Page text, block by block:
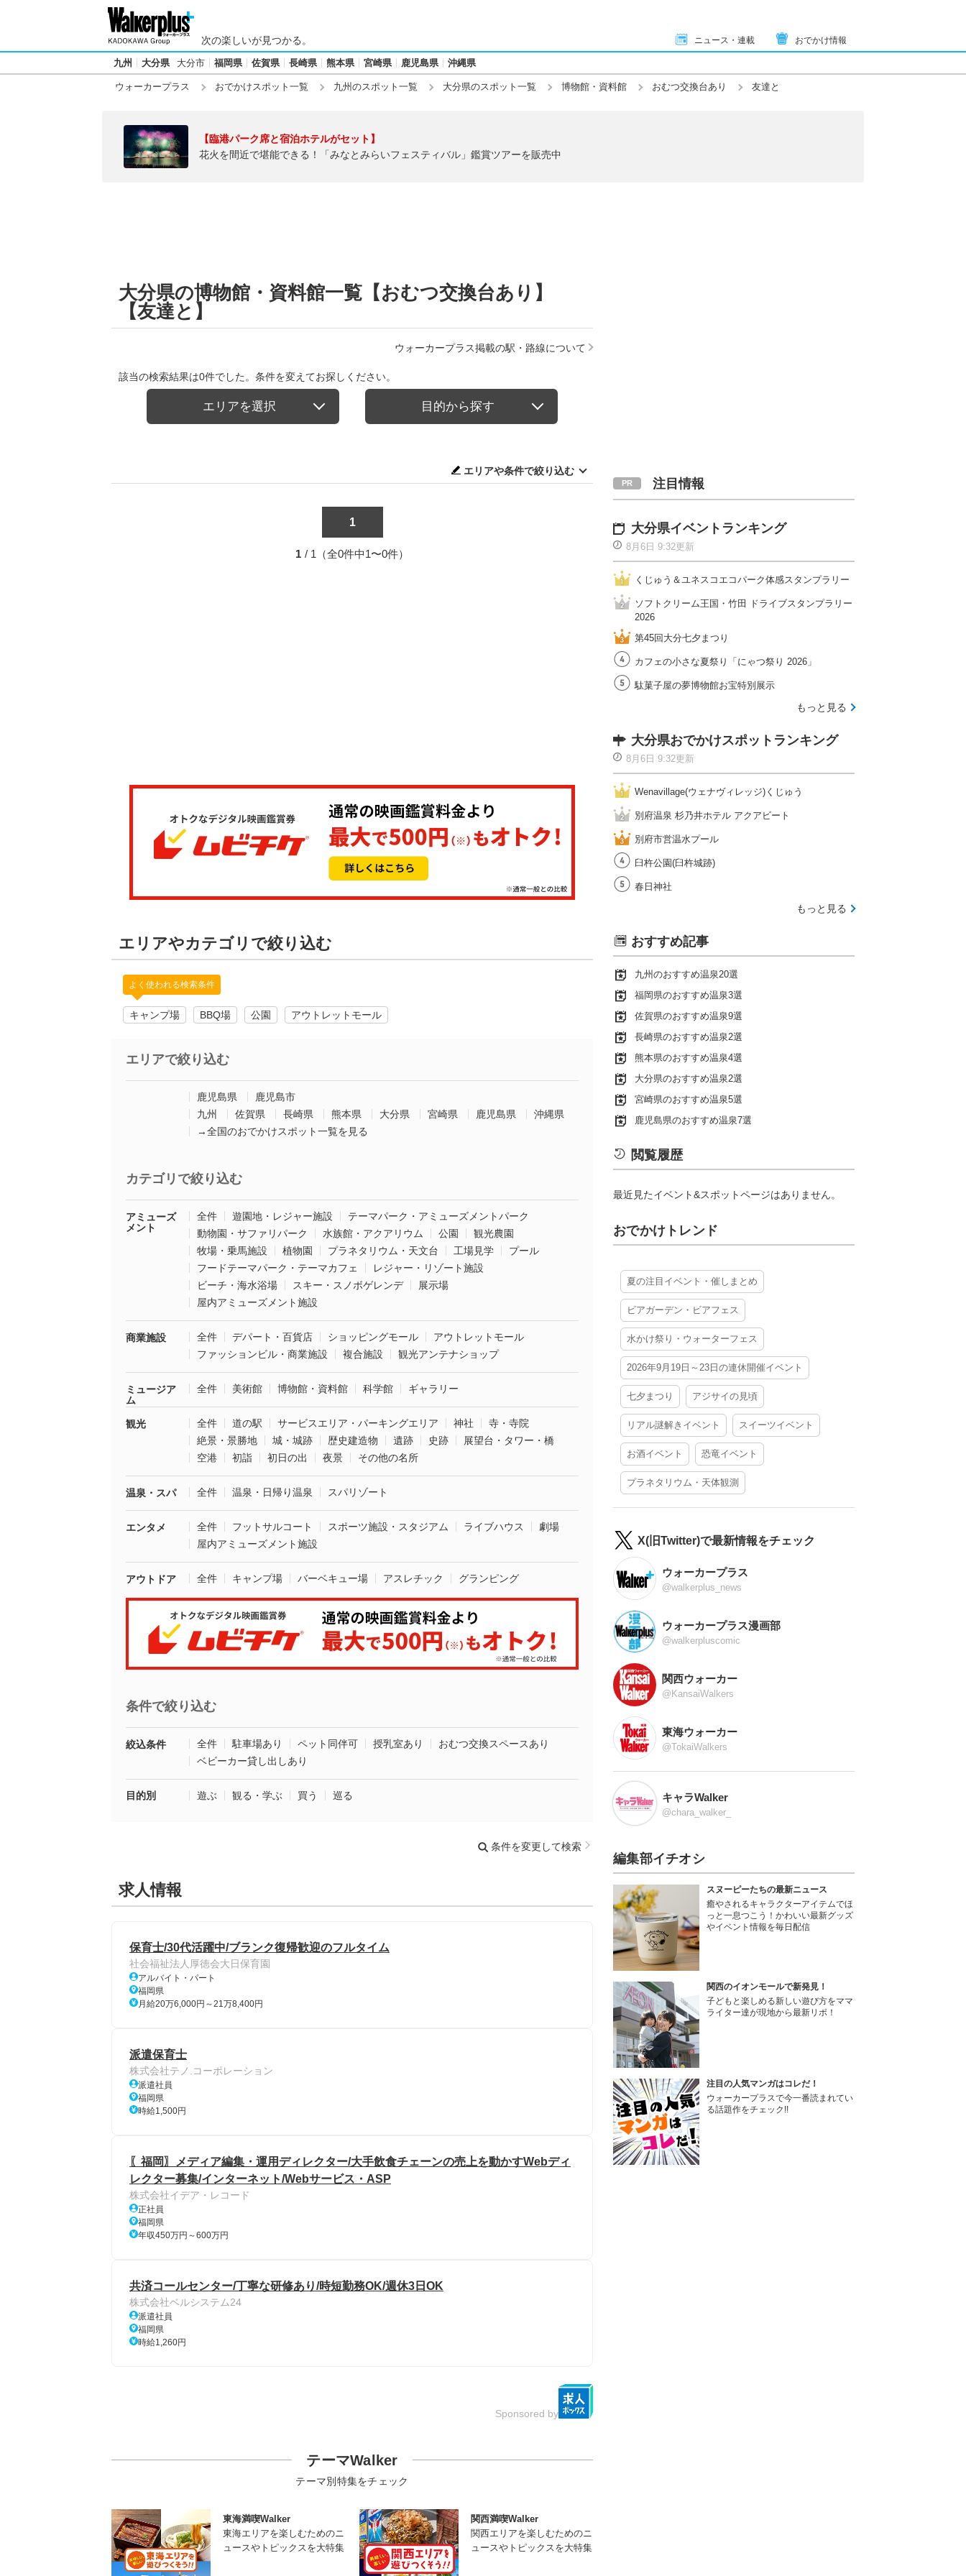
次の楽しいが見つかる。 ニュース・連載 おでかけ情報
九州 大分県 大分市 福岡県 佐賀県 長崎県 熊本県 宮崎県 鹿児島県 沖縄県
ウォーカープラス おでかけスポット一覧 九州のスポット一覧 大分県のスポット一覧 博物館・資料館 おむつ交換台あり 友達と
【臨港パーク席と宿泊ホテルがセット】
花火を間近で堪能できる！「みなとみらいフェスティバル」鑑賞ツアーを販売中
大分県の博物館・資料館一覧【おむつ交換台あり】
【友達と】
ウォーカープラス掲載の駅・路線について
該当の検索結果は0件でした。条件を変えてお探しください。
エリアを選択 目的から探す
エリアや条件で絞り込む
1
1 / 1（全0件中1〜0件）
エリアやカテゴリで絞り込む
よく使われる検索条件
キャンプ場 BBQ場 公園 アウトレットモール
エリアで絞り込む
鹿児島県
鹿児島市
九州
佐賀県 長崎県 熊本県 大分県 宮崎県 鹿児島県
沖縄県
→全国のおでかけスポット一覧を見る
カテゴリで絞り込む
アミューズ
メント
全件 遊園地・レジャー施設
テーマパーク・アミューズメントパーク
動物園・サファリパーク
水族館・アクアリウム 公園
観光農園
牧場・乗馬施設
植物園 プラネタリウム・天文台 工場見学
プール
フードテーマパーク・テーマカフェ
レジャー・リゾート施設
ビーチ・海水浴場
スキー・スノボゲレンデ
展示場
屋内アミューズメント施設
商業施設 全件 デパート・百貨店 ショッピングモール
アウトレットモール
ファッションビル・商業施設
複合施設 観光アンテナショップ
ミュージア
ム
全件 美術館 博物館・資料館 科学館 ギャラリー
観光 全件 道の駅 サービスエリア・パーキングエリア 神社
寺・寺院
絶景・景勝地
城・城跡 歴史建造物 遺跡 史跡
展望台・タワー・橋
空港
初詣 初日の出 夜景 その他の名所
温泉・スパ 全件 温泉・日帰り温泉 スパリゾート
エンタメ 全件 フットサルコート スポーツ施設・スタジアム ライブハウス
劇場
屋内アミューズメント施設
アウトドア 全件 キャンプ場 バーベキュー場 アスレチック グランピング
条件で絞り込む
絞込条件 全件 駐車場あり ペット同伴可 授乳室あり
おむつ交換スペースあり
ベビーカー貸し出しあり
目的別 遊ぶ 観る・学ぶ 買う 巡る
条件を変更して検索
求人情報
保育士/30代活躍中/ブランク復帰歓迎のフルタイム
社会福祉法人厚徳会大日保育園
アルバイト・パート
福岡県
月給20万6,000円～21万8,400円
派遣保育士
株式会社テノ.コーポレーション
派遣社員
福岡県
時給1,500円
〖福岡〗メディア編集・運用ディレクター/大手飲食チェーンの売上を動かすWebディ
レクター募集/インターネット/Webサービス・ASP
株式会社イデア・レコード
正社員
福岡県
年収450万円～600万円
共済コールセンター/丁寧な研修あり/時短勤務OK/週休3日OK
株式会社ベルシステム24
派遣社員
福岡県
時給1,260円
Sponsored by
テーマWalker
テーマ別特集をチェック
東海満喫Walker
東海エリアを楽しむためのニ
ュースやトピックスを大特集
関西満喫Walker
関西エリアを楽しむためのニ
ュースやトピックスを大特集
注目情報
大分県イベントランキング
8月6日 9:32更新
くじゅう＆ユネスコエコパーク体感スタンプラリー
ソフトクリーム王国・竹田 ドライブスタンプラリー
2026
第45回大分七夕まつり
カフェの小さな夏祭り「にゃつ祭り 2026」
駄菓子屋の夢博物館お宝特別展示
もっと見る
大分県おでかけスポットランキング
8月6日 9:32更新
Wenavillage(ウェナヴィレッジ)くじゅう
別府温泉 杉乃井ホテル アクアビート
別府市営温水プール
臼杵公園(臼杵城跡)
春日神社
もっと見る
おすすめ記事
九州のおすすめ温泉20選
福岡県のおすすめ温泉3選
佐賀県のおすすめ温泉9選
長崎県のおすすめ温泉2選
熊本県のおすすめ温泉4選
大分県のおすすめ温泉2選
宮崎県のおすすめ温泉5選
鹿児島県のおすすめ温泉7選
閲覧履歴
最近見たイベント&スポットページはありません。
おでかけトレンド
夏の注目イベント・催しまとめ
ビアガーデン・ビアフェス
水かけ祭り・ウォーターフェス
2026年9月19日～23日の連休開催イベント
七夕まつり アジサイの見頃
リアル謎解きイベント スイーツイベント
お酒イベント 恐竜イベント
プラネタリウム・天体観測
X(旧Twitter)で最新情報をチェック
ウォーカープラス
@walkerplus_news
ウォーカープラス漫画部
@walkerpluscomic
関西ウォーカー
@KansaiWalkers
東海ウォーカー
@TokaiWalkers
キャラWalker
@chara_walker_
編集部イチオシ
スヌーピーたちの最新ニュース
癒やされるキャラクターアイテムでほ
っと一息つこう！かわいい最新グッズ
やイベント情報を毎日配信
関西のイオンモールで新発見！
子どもと楽しめる新しい遊び方をママ
ライター達が現地から最新リポ！
注目の人気マンガはコレだ！
ウォーカープラスで今一番読まれてい
る話題作をチェック!!